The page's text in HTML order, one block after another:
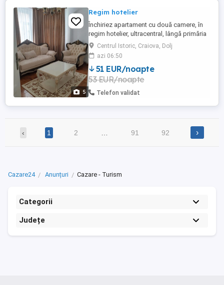
5
Regim hotelier
Închiriez apartament cu două camere, în
regim hotelier, ultracentral, lângă primăria
Craiova. 270 lei pe zi, cel puțin două zile .
Centrul Istoric, Craiova, Dolj
azi 06:50
51 EUR/noapte
53 EUR/noapte
Telefon validat
‹ 1 2 91 92 ›
Cazare24 Anunțuri Cazare - Turism
Categorii
Județe